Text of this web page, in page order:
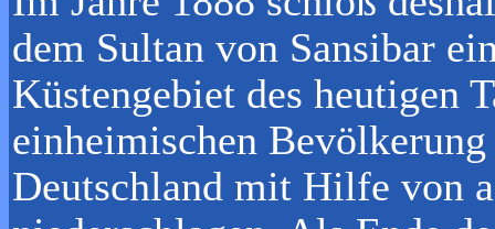
dem Sultan von Sansibar
Küstengebiet des heutigen
einheimischen
Deutschland mit Hilfe von